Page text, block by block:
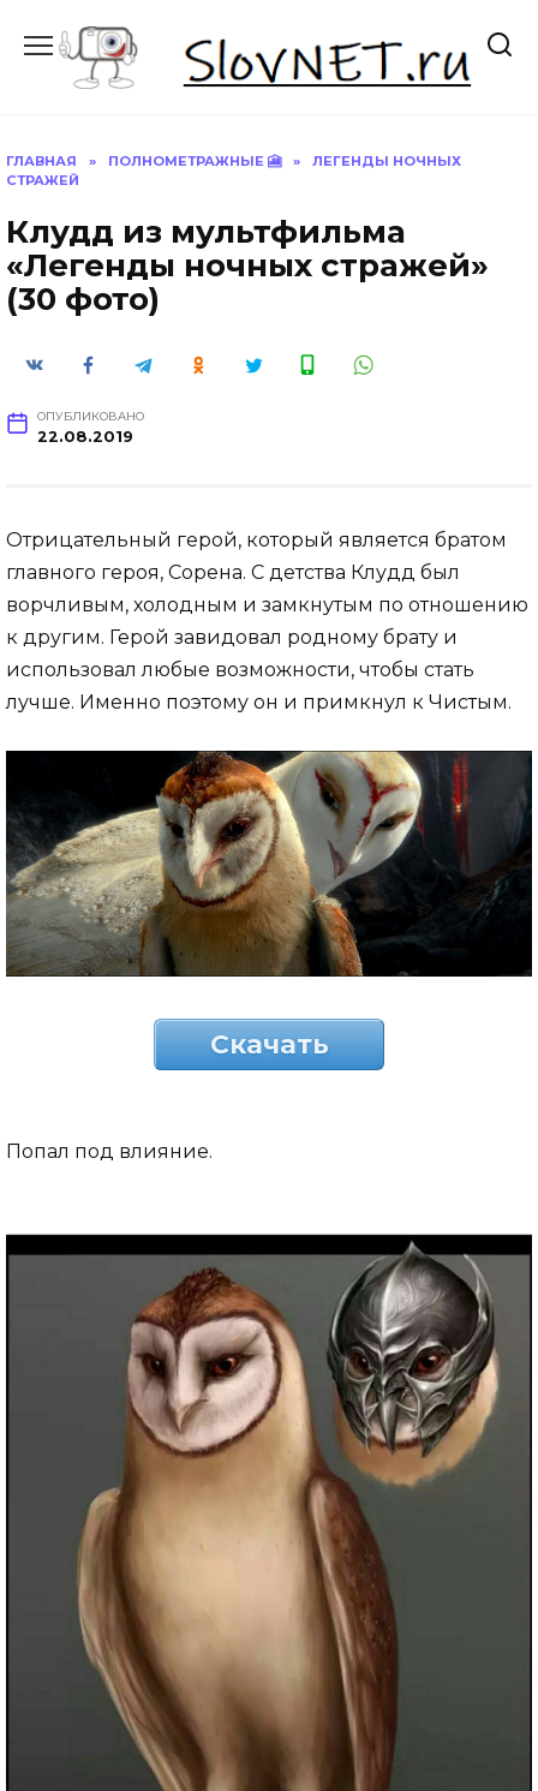
содержанию
ГЛАВНАЯ » ПОЛНОМЕТРАЖНЫЕ 🎦 »
ЛЕГЕНДЫ НОЧНЫХ
СТРАЖЕЙ
Клудд из мультфильма
«Легенды ночных стражей»
(30 фото)
ОПУБЛИКОВАНО
22.08.2019
Отрицательный герой, который является братом
главного героя, Сорена. С детства Клудд был
ворчливым, холодным и замкнутым по отношению
к другим. Герой завидовал родному брату и
использовал любые возможности, чтобы стать
лучше. Именно поэтому он и примкнул к Чистым.
Скачать
Попал под влияние.